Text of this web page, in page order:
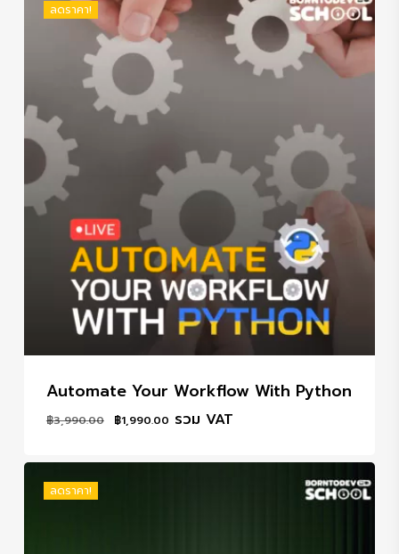
ลดราคา!
Automate Your Workflow With Python
฿3,990.00
Original
was:
฿1,990.00Current
is:
รวม VAT
ลดราคา!